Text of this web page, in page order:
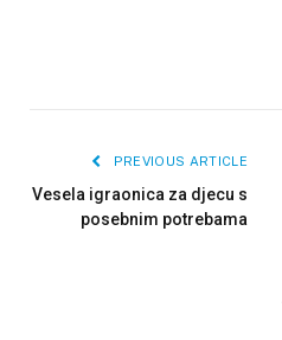
PREVIOUS ARTICLE
Vesela igraonica za djecu s
posebnim potrebama